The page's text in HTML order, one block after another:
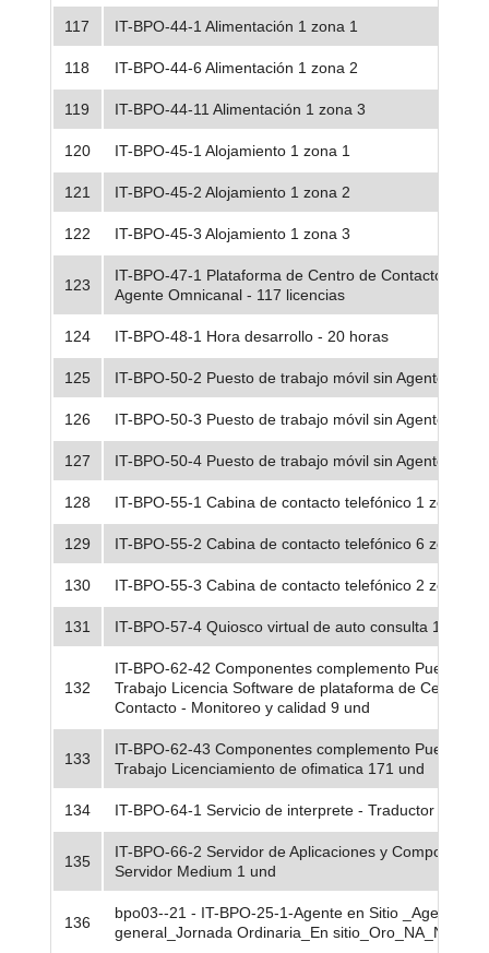
117 IT-BPO-44-1 Alimentación 1 zona 1
118 IT-BPO-44-6 Alimentación 1 zona 2
119 IT-BPO-44-11 Alimentación 1 zona 3
120 IT-BPO-45-1 Alojamiento 1 zona 1
121 IT-BPO-45-2 Alojamiento 1 zona 2
122 IT-BPO-45-3 Alojamiento 1 zona 3
123
IT-BPO-47-1 Plataforma de Centro de Contacto para
Agente Omnicanal - 117 licencias
124 IT-BPO-48-1 Hora desarrollo - 20 horas
125 IT-BPO-50-2 Puesto de trabajo móvil sin Agente 2
126 IT-BPO-50-3 Puesto de trabajo móvil sin Agente 2
127 IT-BPO-50-4 Puesto de trabajo móvil sin Agente 2
128 IT-BPO-55-1 Cabina de contacto telefónico 1 zona 1
129 IT-BPO-55-2 Cabina de contacto telefónico 6 zona 2
130 IT-BPO-55-3 Cabina de contacto telefónico 2 zona 3
131 IT-BPO-57-4 Quiosco virtual de auto consulta 1 un
132
IT-BPO-62-42 Componentes complemento Puesto de
Trabajo Licencia Software de plataforma de Centro de
Contacto - Monitoreo y calidad 9 und
133
IT-BPO-62-43 Componentes complemento Puesto de
Trabajo Licenciamiento de ofimatica 171 und
134 IT-BPO-64-1 Servicio de interprete - Traductor 1 zona
135
IT-BPO-66-2 Servidor de Aplicaciones y Componentes
Servidor Medium 1 und
136
bpo03--21 - IT-BPO-25-1-Agente en Sitio _Agente
general_Jornada Ordinaria_En sitio_Oro_NA_NA -